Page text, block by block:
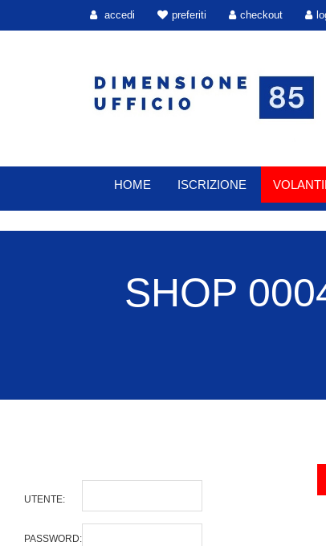
accedi preferiti checkout
HOME ISCRIZIONE
SHOP
UTENTE:
PASSWORD: